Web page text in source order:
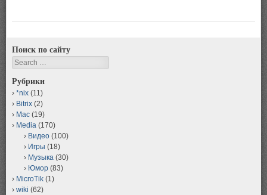
Поиск по сайту
Search
Рубрики
*nix (11)
Bitrix (2)
Mac (19)
Media (170)
Видео (100)
Игры (18)
Музыка (30)
Юмор (83)
MicroTik (1)
wiki (62)